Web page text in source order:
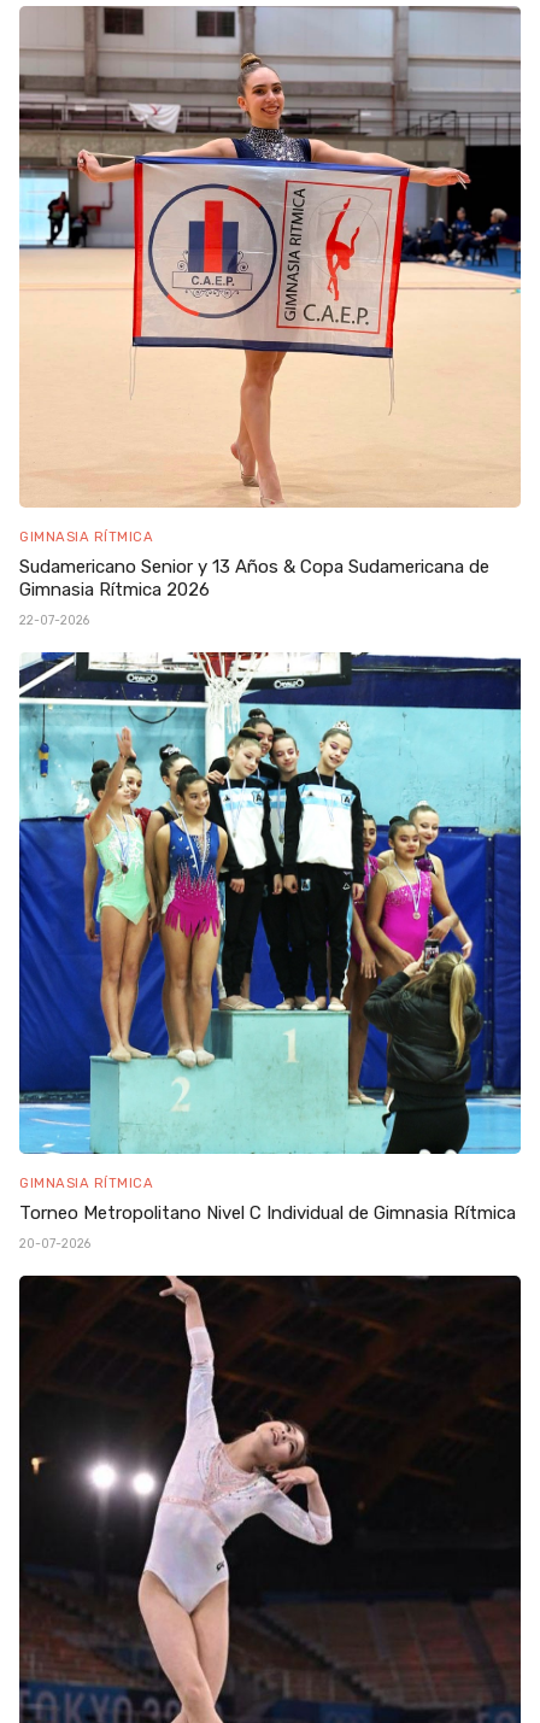
GIMNASIA RÍTMICA
Sudamericano Senior y 13 Años & Copa Sudamericana de
Gimnasia Rítmica 2026
22-07-2026
GIMNASIA RÍTMICA
Torneo Metropolitano Nivel C Individual de Gimnasia Rítmica
20-07-2026